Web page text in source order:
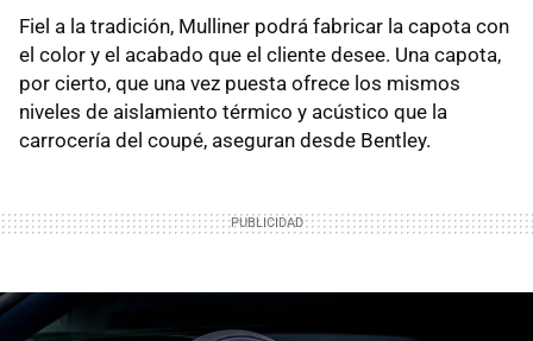
Fiel a la tradición, Mulliner podrá fabricar la capota con
el color y el acabado que el cliente desee. Una capota,
por cierto, que una vez puesta ofrece los mismos
niveles de aislamiento térmico y acústico que la
carrocería del coupé, aseguran desde Bentley.